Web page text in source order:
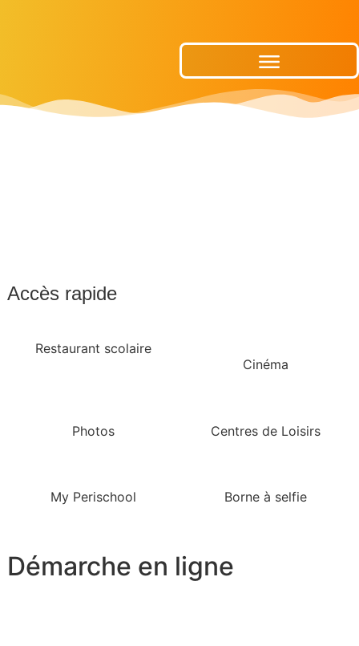
Accès rapide
Restaurant scolaire
Cinéma
Photos Centres de Loisirs
My Perischool Borne à selfie
Démarche en ligne